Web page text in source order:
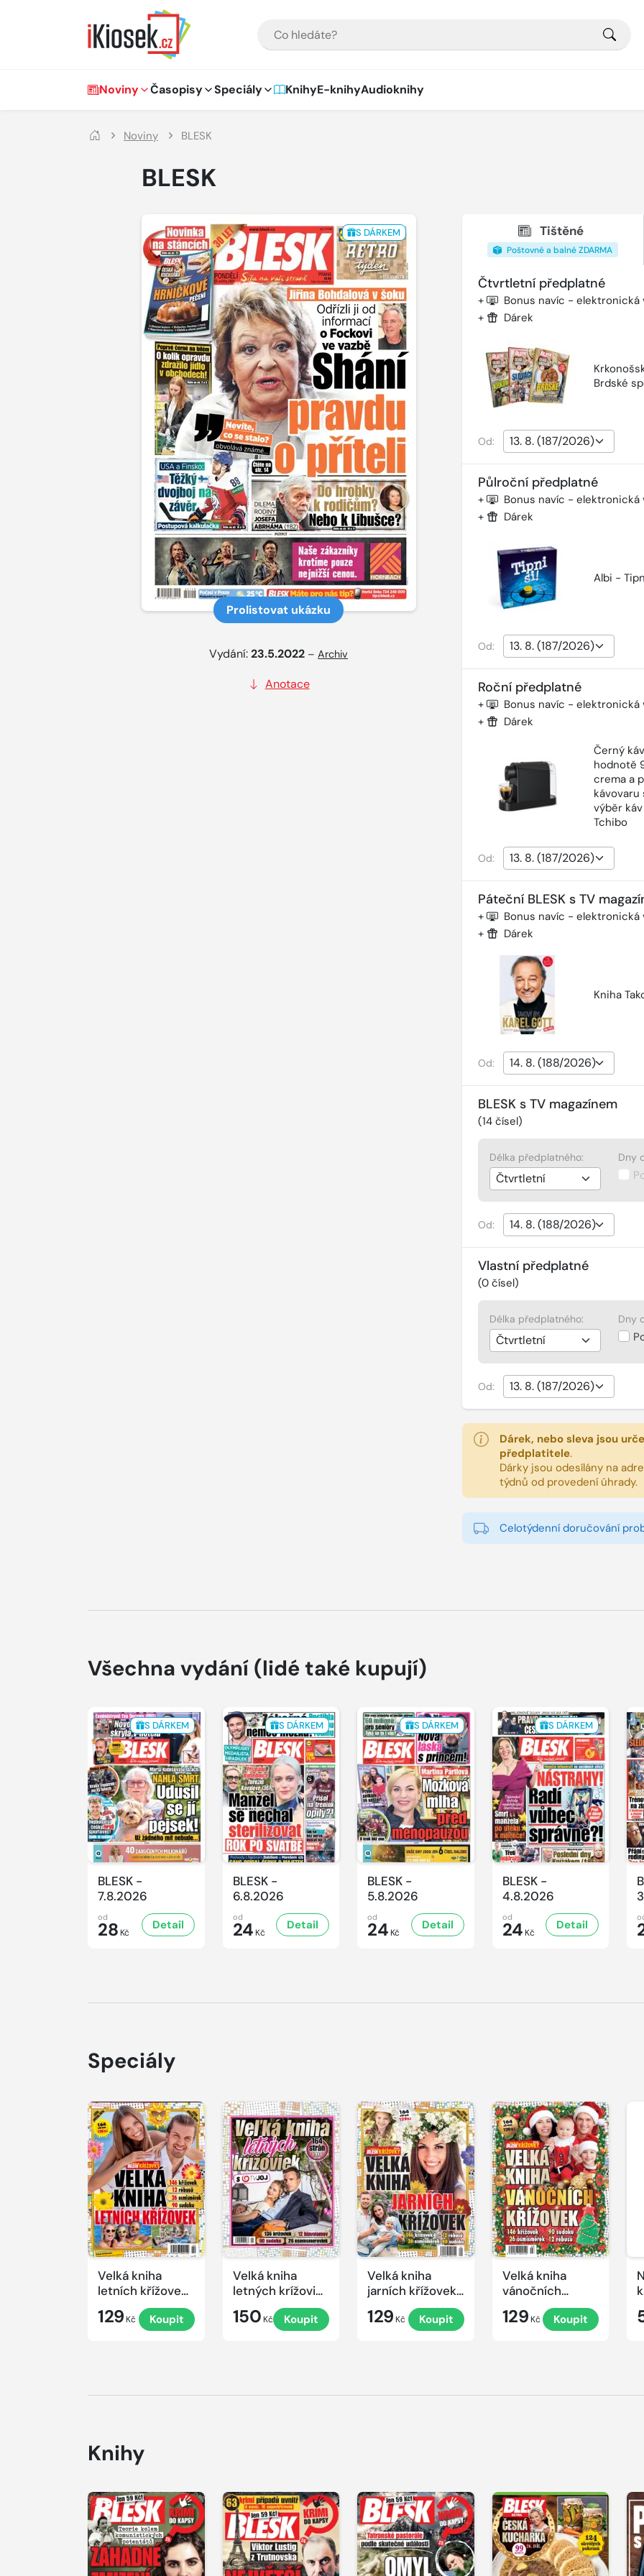
Hlavní navigace
Noviny Časopisy Speciály KnihyE-knihyAudioknihy
Noviny BLESK
BLESK
S DÁRKEM
Prolistovat ukázku
Vydání:23.5.2022 –Archiv
Anotace
Tištěné
Poštovné a balné ZDARMA
Čtvrtletní předplatné
+ Bonus navíc - elektronická
+ Dárek
Brdské
Od:
Půlroční předplatné
+ Bonus navíc - elektronická
+ Dárek
Albi -
Od:
Roční předplatné
+ Bonus navíc - elektronická
+
Dárek
Černý
hodnotě
crema a
kávovaru
výběr
Tchibo
Od:
Páteční BLESK s TV
+ Bonus navíc - elektronická
+ Dárek
Kniha
Od:
BLESK s TV magazínem
(14čísel)
Délka předplatného: Dny
Od:
Vlastní předplatné
(0čísel)
Délka předplatného: Dny
Od:
Dárek, nebo sleva jsou
předplatitele.
Dárky jsou odesílány na
týdnů od provedení úhrady.
Celotýdenní doručování
Všechna vydání (lidé také kupují)
S DÁRKEM
BLESK -
7.8.2026
od
28 Kč
Detail
S DÁRKEM
BLESK -
6.8.2026
od
24 Kč
Detail
S DÁRKEM
BLESK -
5.8.2026
od
24 Kč
Detail
S DÁRKEM
BLESK -
4.8.2026
od
24 Kč
Detail
Speciály
Velká kniha
letních křížovek
129 Kč Koupit
Velká kniha
letných krížoviek
s TV JOJ 2026
150 Kč Koupit
Velká kniha
jarních křížovek
129 Kč Koupit
Velká kniha
vánočních
křížovek 2025
129 Kč Koupit
Knihy